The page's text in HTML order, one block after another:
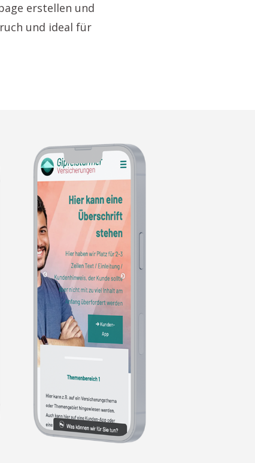
erstellen und
und ideal für